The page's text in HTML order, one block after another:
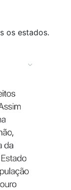
os estados.